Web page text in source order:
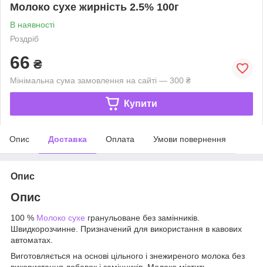
Молоко сухе жирність 2.5% 100г
В наявності
Роздріб
66 ₴
Мінімальна сума замовлення на сайті — 300 ₴
Купити
Опис Доставка Оплата Умови повернення
Опис
Опис
100 % Молоко сухе гранульоване без замінників.
Швидкорозчинне. Призначений для використання в кавових
автоматах.
Виготовляється на основі цільного і знежиреного молока без